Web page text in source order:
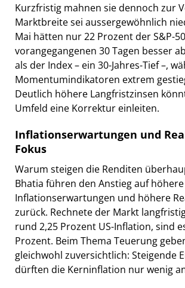
Kurzfristig mahnen sie dennoch zur
Marktbreite sei aussergewöhnlich
Mai hätten nur 22 Prozent der S&P-
vorangegangenen 30 Tagen besser
als der Index – ein 30-Jahres-Tief –,
Momentumindikatoren extrem
Deutlich höhere Langfristzinsen
Umfeld eine Korrektur einleiten.
Inflationserwartungen und
Fokus
Warum steigen die Renditen
Bhatia führen den Anstieg auf höhere
Inflationserwartungen und höhere
zurück. Rechnete der Markt
rund 2,25 Prozent US-Inflation, sind
Prozent. Beim Thema Teuerung
gleichwohl zuversichtlich: Steigende
dürften die Kerninflation nur wenig